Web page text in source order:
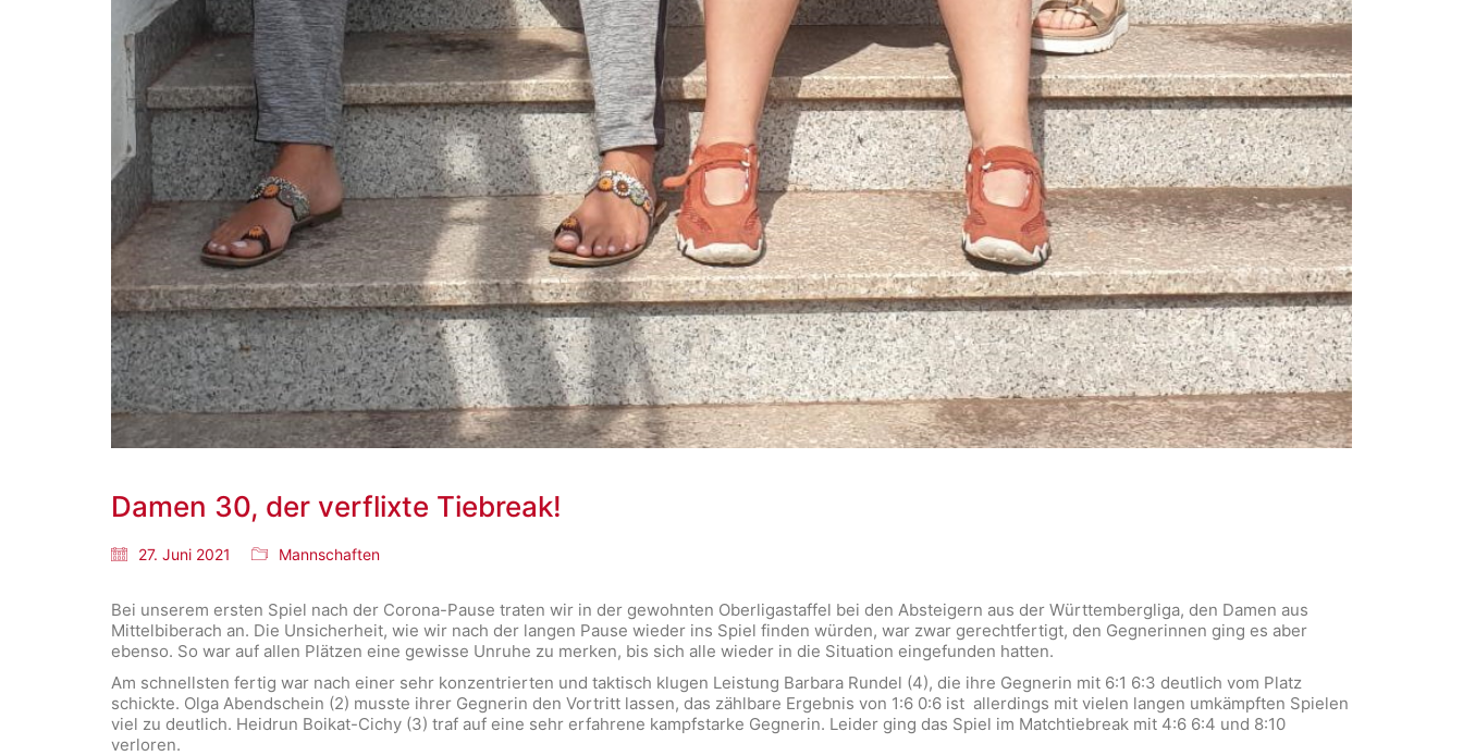
Damen 30, der verflixte Tiebreak!
27. Juni 2021 Mannschaften
Bei unserem ersten Spiel nach der Corona-Pause traten wir in der gewohnten Oberligastaffel bei den Absteigern aus der Württembergliga, den Damen aus
Mittelbiberach an. Die Unsicherheit, wie wir nach der langen Pause wieder ins Spiel finden würden, war zwar gerechtfertigt, den Gegnerinnen ging es aber
ebenso. So war auf allen Plätzen eine gewisse Unruhe zu merken, bis sich alle wieder in die Situation eingefunden hatten.
Am schnellsten fertig war nach einer sehr konzentrierten und taktisch klugen Leistung Barbara Rundel (4), die ihre Gegnerin mit 6:1 6:3 deutlich vom Platz
schickte. Olga Abendschein (2) musste ihrer Gegnerin den Vortritt lassen, das zählbare Ergebnis von 1:6 0:6 ist allerdings mit vielen langen umkämpften Spielen
viel zu deutlich. Heidrun Boikat-Cichy (3) traf auf eine sehr erfahrene kampfstarke Gegnerin. Leider ging das Spiel im Matchtiebreak mit 4:6 6:4 und 8:10
verloren.